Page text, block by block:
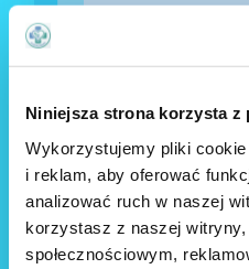
Niniejsza strona korzysta z
Wykorzystujemy pliki
i reklam, aby oferować
analizować ruch w naszej
korzystasz z naszej
społecznościowym,